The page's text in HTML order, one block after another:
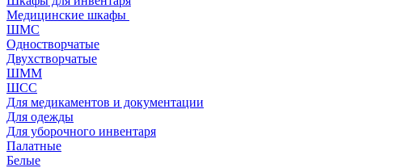
Медицинские шкафы
ШМС
Одностворчатые
Двухстворчатые
ШММ
ШСС
Для медикаментов и документации
Для одежды
Для уборочного инвентаря
Палатные
Белые